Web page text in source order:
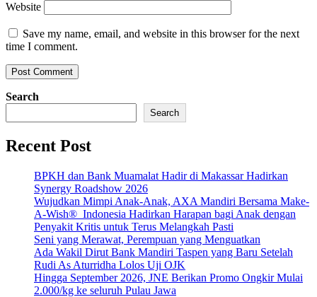
Website
Save my name, email, and website in this browser for the next
time I comment.
Search
Search
Recent Post
BPKH dan Bank Muamalat Hadir di Makassar Hadirkan
Synergy Roadshow 2026
Wujudkan Mimpi Anak-Anak, AXA Mandiri Bersama Make-
A-Wish® Indonesia Hadirkan Harapan bagi Anak dengan
Penyakit Kritis untuk Terus Melangkah Pasti
Seni yang Merawat, Perempuan yang Menguatkan
Ada Wakil Dirut Bank Mandiri Taspen yang Baru Setelah
Rudi As Aturridha Lolos Uji OJK
Hingga September 2026, JNE Berikan Promo Ongkir Mulai
2.000/kg ke seluruh Pulau Jawa